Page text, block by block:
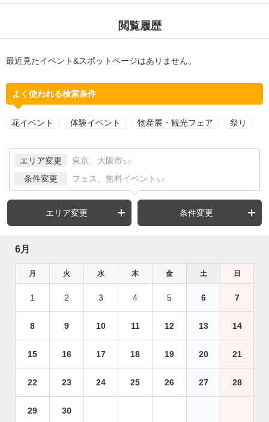
閲覧履歴
最近見たイベント&スポットページはありません。
よく使われる検索条件
花イベント 体験イベント 物産展・観光フェア 祭り
エリア変更 東京、大阪市 など
条件変更 フェス、無料イベント など
エリア変更 条件変更
6月
月 火 水 木 金 土 日
1 2 3 4 5 6 7
8 9 10 11 12 13 14
15 16 17 18 19 20 21
22 23 24 25 26 27 28
29 30